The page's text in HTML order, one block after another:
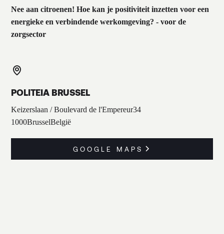
Nee aan citroenen! Hoe kan je positiviteit inzetten voor een
energieke en verbindende werkomgeving? - voor de
zorgsector
POLITEIA BRUSSEL
Keizerslaan / Boulevard de l'Empereur34
1000BrusselBelgië
GOOGLE MAPS